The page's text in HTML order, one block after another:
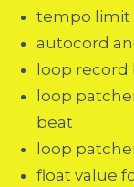
tempo limit
autocord
loop
loop
beat
loop
float value